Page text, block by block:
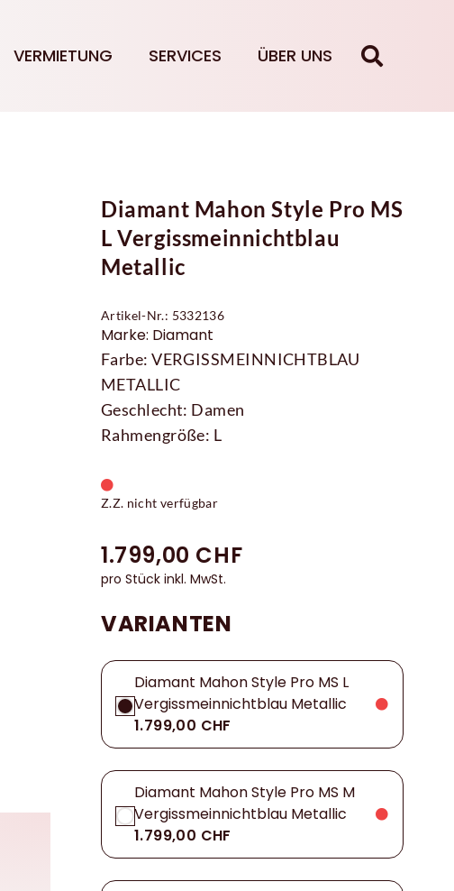
VERMIETUNG SERVICES ÜBER UNS
Diamant Mahon Style Pro MS
L Vergissmeinnichtblau
Metallic
Artikel-Nr.: 5332136
Marke: Diamant
Farbe: VERGISSMEINNICHTBLAU
METALLIC
Geschlecht: Damen
Rahmengröße: L
Z.Z. nicht verfügbar
1.799,00 CHF
pro Stück inkl. MwSt.
VARIANTEN
Diamant Mahon Style Pro MS L
Vergissmeinnichtblau Metallic
1.799,00 CHF
Diamant Mahon Style Pro MS M
Vergissmeinnichtblau Metallic
1.799,00 CHF